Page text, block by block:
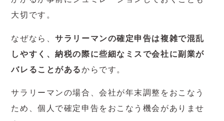
大切です。
なぜなら、サラリーマンの確定申告は複雑で混乱
しやすく、納税の際に些細なミスで会社に副業が
バレることがあるからです。
サラリーマンの場合、会社が年末調整をおこなう
ため、個人で確定申告をおこなう機会がありませ